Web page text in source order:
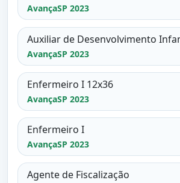
AvançaSP 2023
Auxiliar de Desenvolvimento
AvançaSP 2023
Enfermeiro I 12x36
AvançaSP 2023
Enfermeiro I
AvançaSP 2023
Agente de Fiscalização